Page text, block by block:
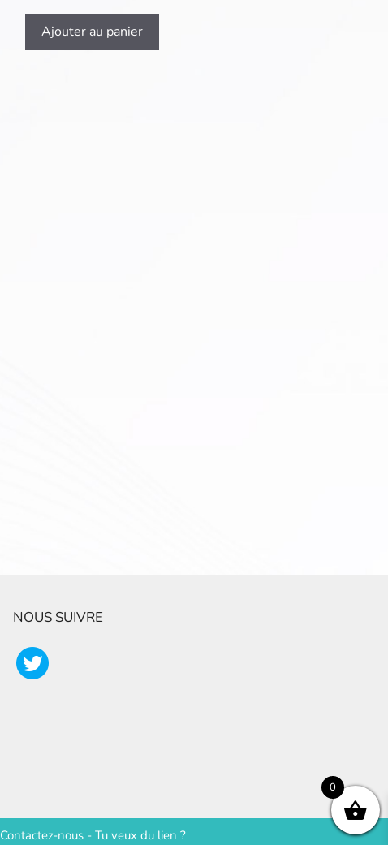
Ajouter au panier
NOUS SUIVRE
Contactez-nous - Tu veux du lien ?
0